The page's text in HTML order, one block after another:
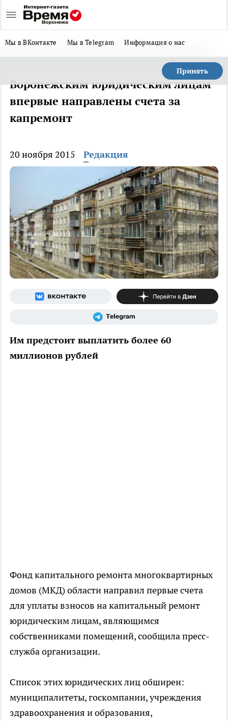
Мы в ВКонтакте Мы в Telegram Информация о нас
Принять
Воронежским юридическим лицам
впервые направлены счета за
капремонт
20 ноября 2015 Редакция
Им предстоит выплатить более 60
миллионов рублей
Фонд капитального ремонта многоквартирных
домов (МКД) области направил первые счета
для уплаты взносов на капитальный ремонт
юридическим лицам, являющимся
собственниками помещений, сообщила пресс-
служба организации.
Список этих юридических лиц обширен:
муниципалитеты, госкомпании, учреждения
здравоохранения и образования,